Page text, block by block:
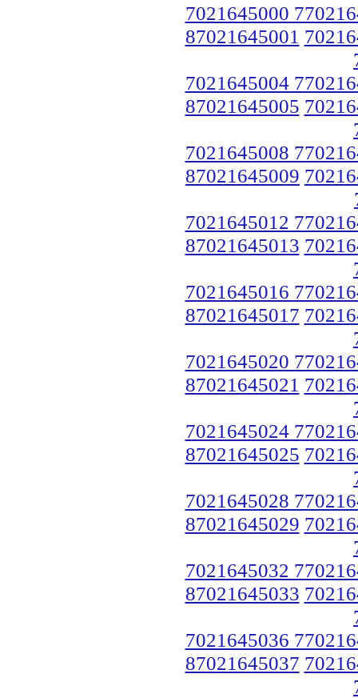
7021645000
87021645001
7021645004
87021645005
7021645008
87021645009
7021645012
87021645013
7021645016
87021645017
7021645020
87021645021
7021645024
87021645025
7021645028
87021645029
7021645032
87021645033
7021645036
87021645037